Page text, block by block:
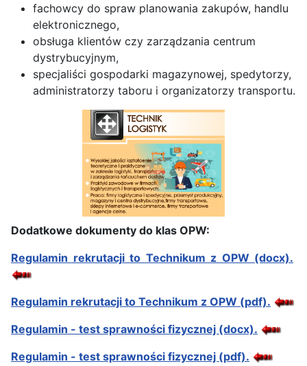
fachowcy do spraw planowania zakupów, handlu
elektronicznego,
obsługa klientów czy zarządzania centrum
dystrybucyjnym,
specjaliści gospodarki magazynowej, spedytorzy,
administratorzy taboru i organizatorzy transportu.
Dodatkowe dokumenty do klas OPW:
Regulamin rekrutacji to Technikum z OPW (docx).
Regulamin rekrutacji to Technikum z OPW (pdf).
Regulamin - test sprawności fizycznej (docx).
Regulamin - test sprawności fizycznej (pdf).